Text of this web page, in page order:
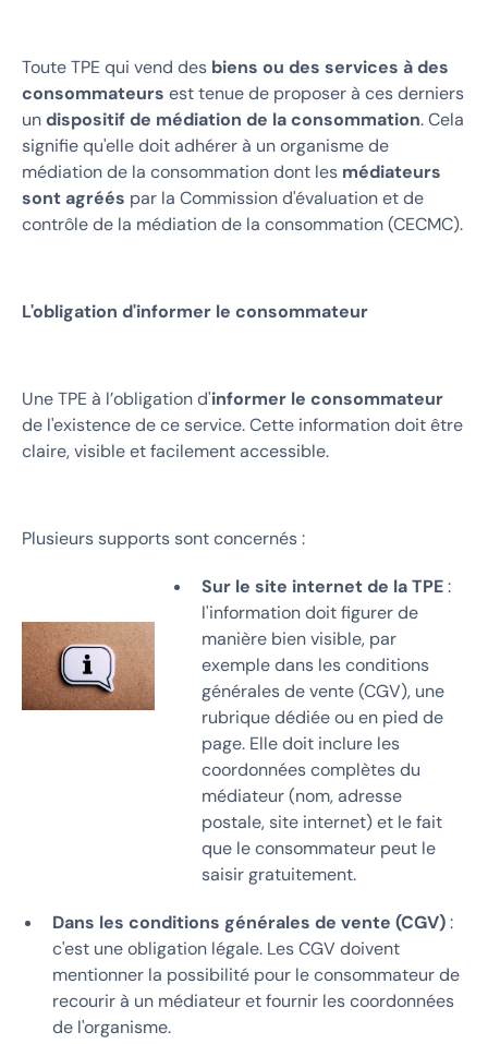
Toute TPE qui vend des biens ou des services à des
consommateurs est tenue de proposer à ces derniers
undispositif de médiation de la consommation. Cela
signifie qu'elle doit adhérer à un organisme de
médiation de la consommation dont les médiateurs
sont agréés par la Commission d'évaluation et de
contrôle de la médiation de la consommation (CECMC).
L'obligation d'informer le consommateur
Une TPE à l’obligation d'informer le consommateur
de l'existence de ce service. Cette information doit être
claire, visible et facilement accessible.
Plusieurs supports sont concernés :
Sur le site internet de la TPE:
l'information doit figurer de
manière bien visible, par
exemple dans les conditions
générales de vente (CGV), une
rubrique dédiée ou en pied de
page. Elle doit inclure les
coordonnées complètes du
médiateur (nom, adresse
postale, site internet) et le fait
que le consommateur peut le
saisir gratuitement.
Dans les conditions générales de vente (CGV):
c'est une obligation légale. Les CGV doivent
mentionner la possibilité pour le consommateur de
recourir à un médiateur et fournir les coordonnées
de l'organisme.